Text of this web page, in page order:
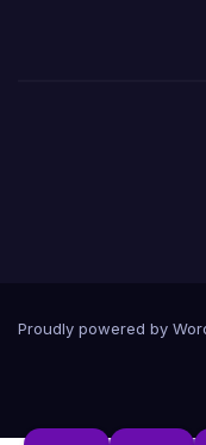
Proudly powered by